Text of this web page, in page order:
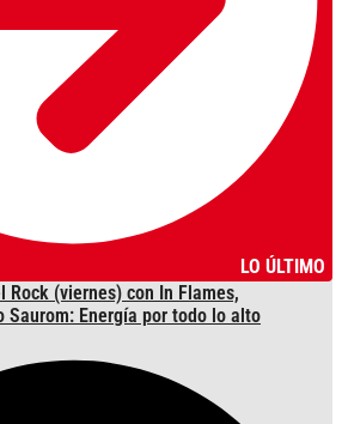
LO ÚLTIMO
Rock (viernes) con In Flames,
Saurom: Energía por todo lo alto